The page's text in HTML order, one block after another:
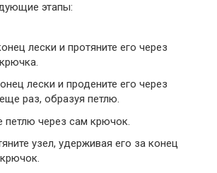
этапы:
лески и протяните его через
лески и продените его через
раз, образуя петлю.
петлю через сам крючок.
узел, удерживая его за конец